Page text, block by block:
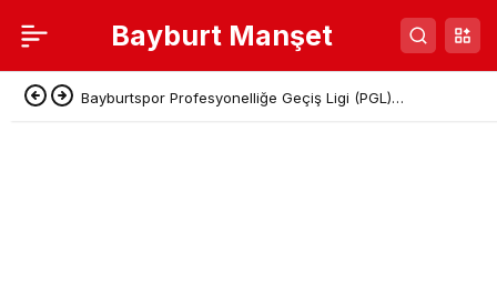
Bayburt Manşet
Bayburtspor Profesyonelliğe Geçiş Ligi (PGL)